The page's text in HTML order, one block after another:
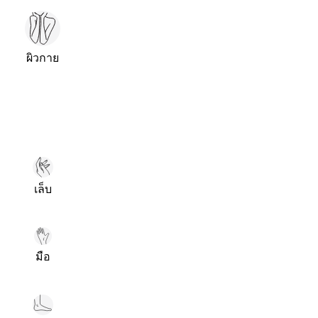
ผิวกาย
เล็บ
มือ